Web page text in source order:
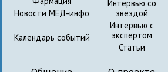
Новости МЕД-инфо
Календарь событий
Интервью со
звездой
Интервью с
экспертом
Статьи